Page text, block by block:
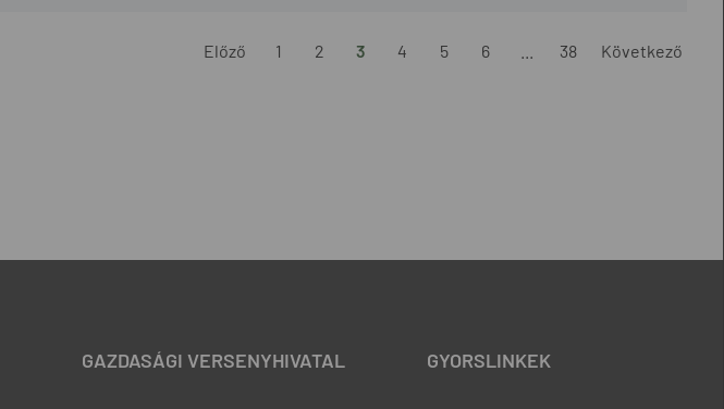
Előző 1 2 3 4 5 6 38 Következő
GAZDASÁGI VERSENYHIVATAL GYORSLINKEK